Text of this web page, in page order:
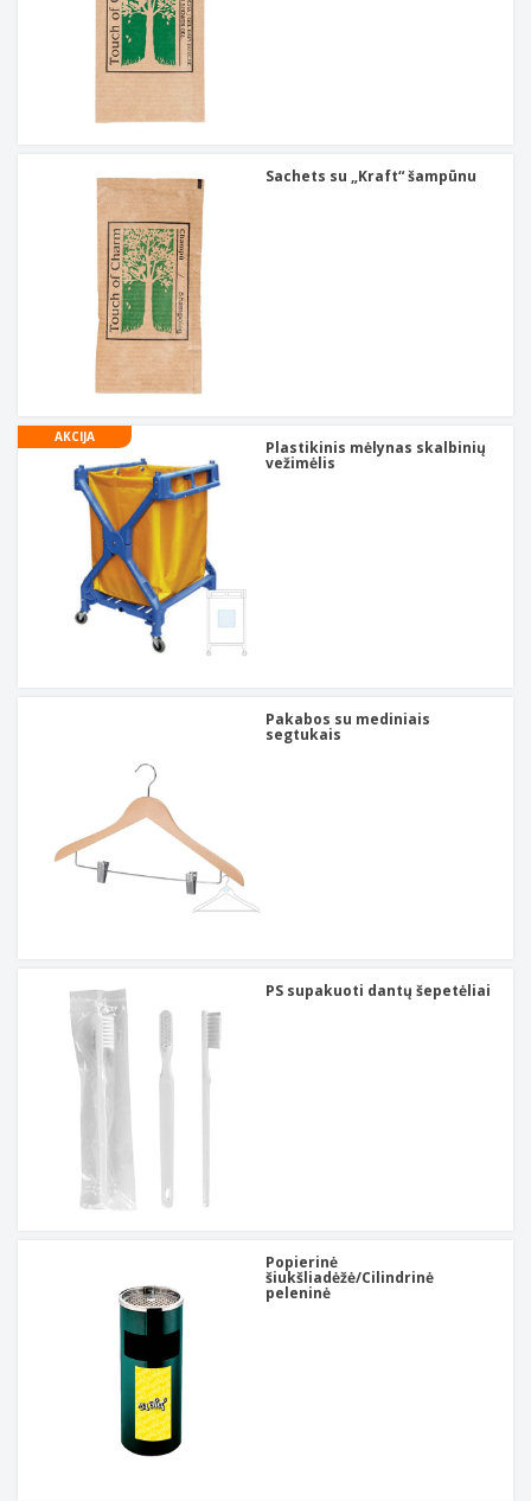
Sachets su „Kraft“ šampūnu
AKCIJA
Plastikinis mėlynas skalbinių
vežimėlis
Pakabos su mediniais
segtukais
PS supakuoti dantų šepetėliai
Popierinė
šiukšliadėžė/Cilindrinė
peleninė